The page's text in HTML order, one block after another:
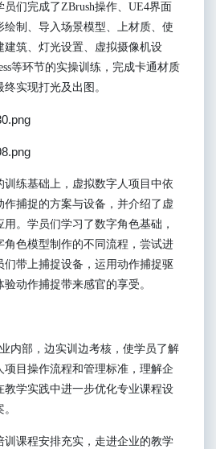
员们完成了ZBrush操作、 UE4界面
绘制、导入场景模型、上材质、使
建筑、 灯光设置、 虚拟摄像机设
等环节的实操训练，完成卡通材质
实现打光及出图。
训练基础上，虚拟数字人项目中依
作捕捉的方案与设备，并介绍了虚
。 学员们学习了数字角色基础，
角色模型制作的不同流程，尝试进
们带上捕捉设备，运用动作捕捉驱
动作捕捉带来感官的享受。
内部， 边实训边考核， 使学员了解
项目 操作流程和管理标准 ，理解企
教学实践中进一步优化专业课程设
训课程安排充实，走进企业的教学